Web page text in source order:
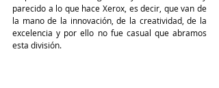
parecido a lo que hace Xerox, es decir, que van de
la mano de la innovación, de la creatividad, de la
excelencia y por ello no fue casual que abramos
esta división.